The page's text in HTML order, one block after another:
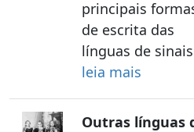
principais
de escrita das
línguas de sinais
leia mais
Outras línguas